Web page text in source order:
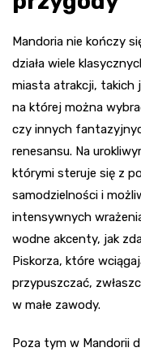
Mandoria nie kończy
działa wiele
miasta atrakcji, takich
na której można
czy innych
renesansu. Na
którymi steruje się z
samodzielności i
intensywnych
wodne akcenty, jak
Piskorza, które
przypuszczać,
w małe zawody.
Poza tym w Mandorii